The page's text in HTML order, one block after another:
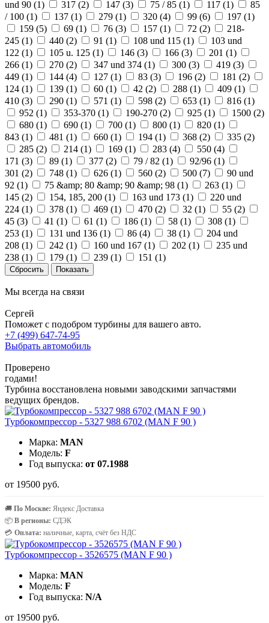
und 90 (1) 317 (2) 147 (3) 75 / 85 (1) 117 (1)
85
/ 100 (1) 137 (1) 279 (1) 320 (4) 99 (6) 197 (1)
159 (5) 69 (1) 76 (3) 157 (1) 72 (2)
218-
245 (1) 440 (2) 91 (1) 108 und 115 (1)
103 und
122 (1) 105 u. 125 (1) 146 (3) 166 (3) 201 (1)
266 (1) 270 (2) 347 und 374 (1) 300 (3) 419 (3)
449 (1) 144 (4) 127 (1) 83 (3) 196 (2) 181 (2)
124 (1) 139 (1) 60 (1) 42 (2) 288 (1) 409 (1)
410 (3) 290 (1) 571 (1) 598 (2) 653 (1) 816 (1)
952 (1) 353-370 (1) 190-270 (2) 925 (1) 1500 (2)
680 (1) 690 (1) 700 (1) 800 (1) 820 (1)
843 (1) 481 (1) 660 (1) 194 (1) 368 (2) 335 (2)
285 (2) 214 (1) 169 (1) 283 (4) 550 (4)
171 (3) 89 (1) 377 (2) 79 / 82 (1) 92/96 (1)
301 (2) 748 (1) 626 (1) 560 (2) 500 (7)
90 und
92 (1) 75 &amp; 80 &amp; 90 &amp; 98 (1) 263 (1)
145 (2) 154, 185, 200 (1) 163 und 173 (1)
220 und
224 (1) 378 (1) 469 (1) 470 (2) 32 (1) 55 (2)
45 (3) 41 (1) 61 (1) 186 (1) 58 (1) 308 (1)
253 (1) 131 und 136 (1) 86 (4) 38 (1)
204 und
208 (1) 242 (1) 160 und 167 (1) 202 (1)
235 und
238 (1) 179 (1) 239 (1) 151 (1)
Мы всегда на связи
Сергей
Поможет с подобром турбины для вашего авто.
+7 (499) 647-74-95
Выбрать автомобиль
Проверено
годами!
Турбина восстановлена новыми заводскими запчастями
ведущих брендов.
Турбокомпрессор - 5327 988 6702 (MAN F 90 )
Марка: MAN
Модель: F
Год выпуска: от 07.1988
от 19500 руб.
🚚 По Москве: Яндекс Доставка
📦 В регионы: СДЭК
💳 Оплата: наличные, карта, счёт без НДС
Турбокомпрессор - 3526575 (MAN F 90 )
Марка: MAN
Модель: F
Год выпуска: N/A
от 19500 руб.